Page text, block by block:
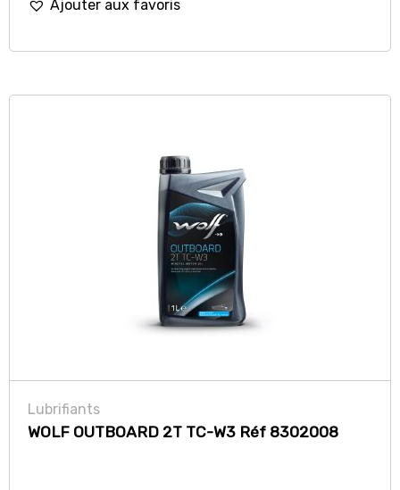
Ajouter aux favoris
Lubrifiants
WOLF OUTBOARD 2T TC-W3 Réf 8302008